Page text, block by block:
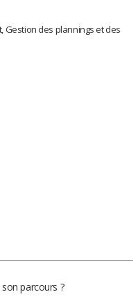
Gestion des plannings et des
parcours ?